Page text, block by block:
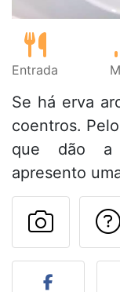
Entrada
Se há erva
coentros.
que dão a
apresento
Fez